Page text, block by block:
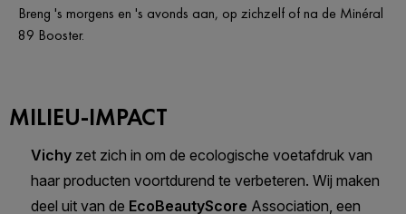
Breng 's morgens en 's avonds aan, op zichzelf of na de Minéral
89 Booster.
MILIEU-IMPACT